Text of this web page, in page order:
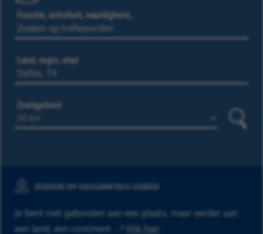
Functie, activiteit, vaardigheid…
Land, regio, stad
Zoekgebied
ZOEKEN OP GEOGRAFISCH GEBIED
Je bent niet gebonden aan een plaats, maar eerder aan
een land, een continent ...? Klik hier